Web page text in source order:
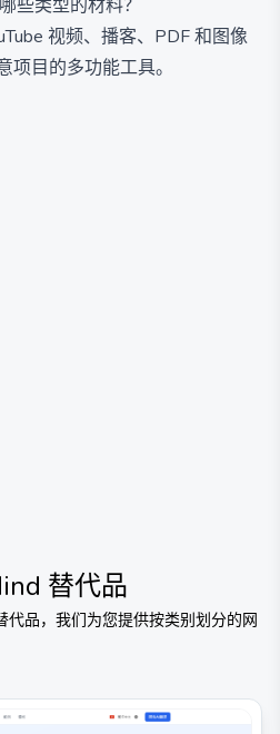
些类型的材料？
视频、播客、PDF 和图像
目的多功能工具。
替代品
代品，我们为您提供按类别划分的网